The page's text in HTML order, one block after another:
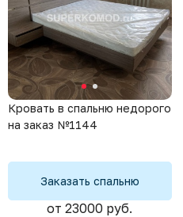
Кровать в спальню недорого
на заказ №1144
Заказать спальню
от 23000 руб.